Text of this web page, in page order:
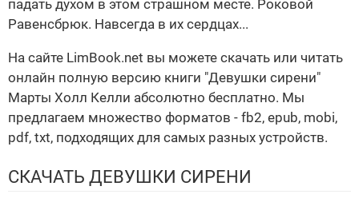
падать духом в этом страшном месте. Роковой
Равенсбрюк. Навсегда в их сердцах...
На сайте LimBook.net вы можете скачать или читать
онлайн полную версию книги "Девушки сирени"
Марты Холл Келли абсолютно бесплатно. Мы
предлагаем множество форматов - fb2, epub, mobi,
pdf, txt, подходящих для самых разных устройств.
СКАЧАТЬ ДЕВУШКИ СИРЕНИ